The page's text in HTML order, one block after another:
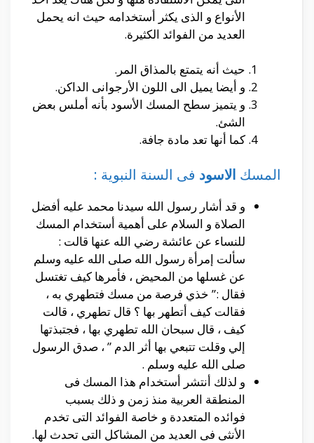
الأنواع و الذى يكثر أستخدامه حيث انه يحمل
العديد من الفوائد الكثيرة.
حيث أنه يتمتع بالمذاق المر.
و أيضا يميل الى اللون الأرجوانى الداكن.
و يتميز سطح المسك الأسود بأنه أملس بعض
الشئ.
كما أنها تعد مادة جافة.
المسك الاسود فى السنة النبوية :
و قد أشار رسول الله سيدنا محمد عليه أفضل
الصلاة و السلام على أهمية أستخدام المسك
للنساء عن عائشة رضي الله عنها قالت :
سألت إمرأة رسول الله صلى الله عليه وسلم
عن غسلها من المحيض ، فأمرها كيف تغتسل
فقال :” خذي فرصة من مسك فتطهري به ،
فقالت كيف أتطهر بها ؟ قال تطهري ، قالت
كيف ، قال سبحان الله تطهري بها ، فجتبذتها
إلي وقلت تتبعي بها أثر الدم ” ، صدق الرسول
صلى الله عليه وسلم .
و لذلك أنتشر أستخدام هذا المسك فى
المنطقة العربية منذ زمن و ذلك بسبب
فوائده المتعددة و خاصة الفوائد التى تخدم
الأنثى فى العديد من المشاكل التى تحدث لها.